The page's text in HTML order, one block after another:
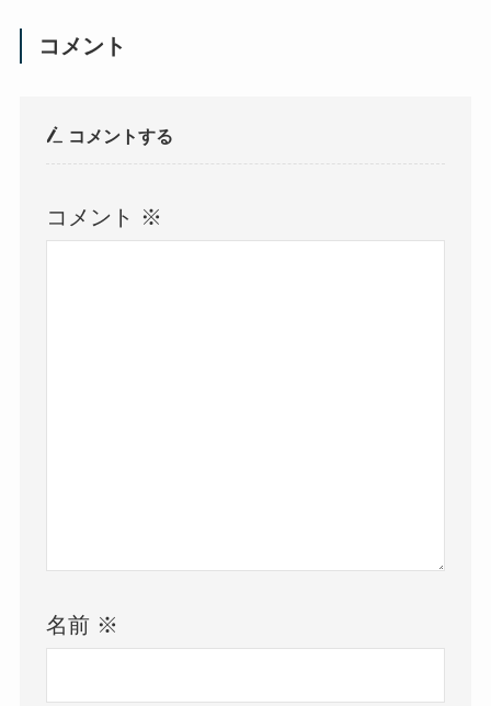
コメント
コメントする
コメント ※
名前 ※